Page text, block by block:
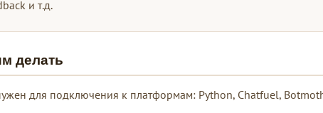
и т.д.
делать
для подключения к платформам: Python, Chatfuel,